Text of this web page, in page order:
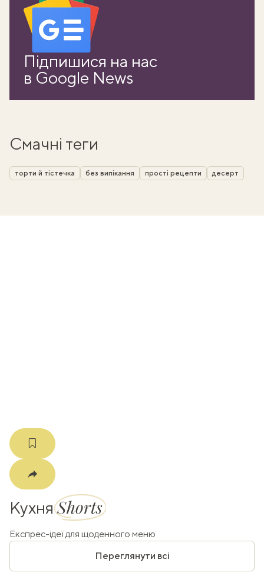
Підпишися на нас
в Google News
Смачні теги
торти й тістечка без випікання прості рецепти десерт
КухняShorts
Експрес-ідеї для щоденного меню
Переглянути всі